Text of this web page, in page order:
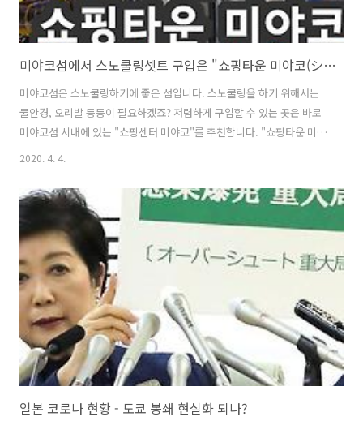
미야코섬에서 스노쿨링셋트 구입은 "쇼핑타운 미야코(ショッピングタウン宮古)"
미야코섬은 스노쿨링하기에 좋은 섬입니다. 스노쿨링을 하기 위해서는
물안경, 오리발 등등이 필요하겠죠? 저렴하게 구입할 수 있는 곳은 바로
미야코섬 시내에 있는 "쇼핑센터 미야코"를 추천합니다. "쇼핑타운 미야
코"의 위치 ・네비게이션 맵코드(MapCode) : 721 644 887*63 ・주소
74-3322 ・아주 넓은 무료 주차장 있어요. "쇼핑타운 미야코(ショッピ
ングタウン宮古)"에 대해 이곳이 쇼핑타운 미야코입니다. "산에"라는
큰 마트와 같이 있습니다. 쇼핑타운 미야코에는 의류부터 침구, 문구등
생활에 필요한 물건들이 모두 모여있습니다. 이곳의 2층에 스노쿨링셋트
를 구입할 수 있습니다. 어린이용부터 어른용까지 전부 있습니다. 15..
2020. 4. 4.
일본 코로나 현황 - 도쿄 봉쇄 현실화 되나?